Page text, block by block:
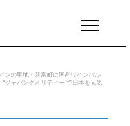
MENU
ンの聖地・新富町に国産ワインバル
ジャパンクオリティー”で日本を元気